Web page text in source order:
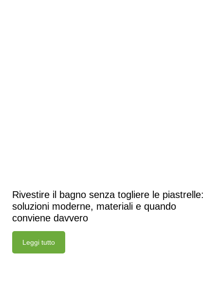
Rivestire il bagno senza togliere le piastrelle:
soluzioni moderne, materiali e quando
conviene davvero
Leggi tutto